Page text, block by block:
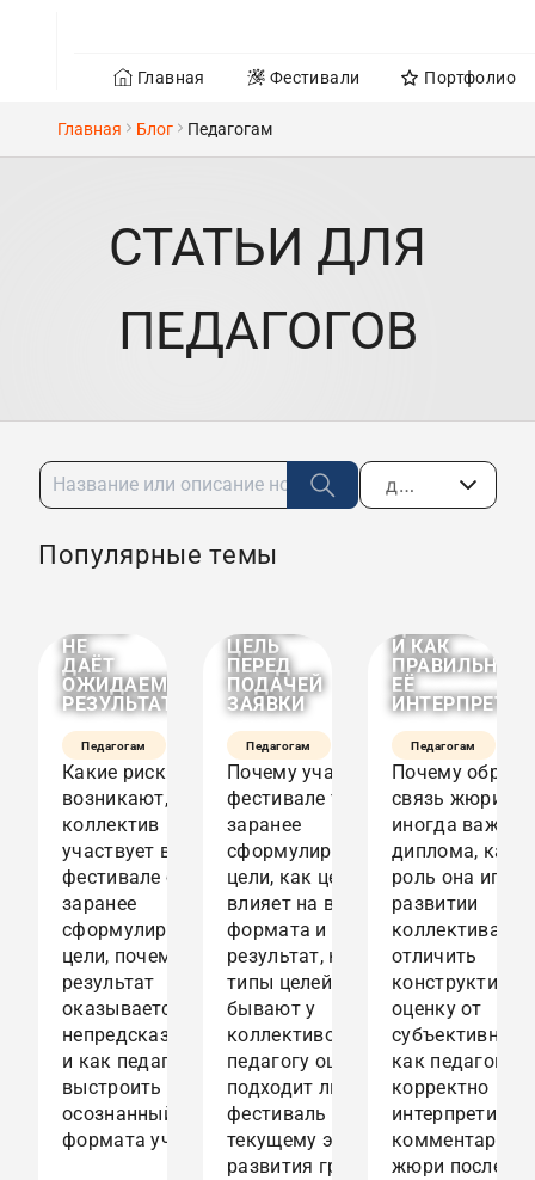
Главная Фестивали Портфолио
Главная Блог Педагогам
СТАТЬИ ДЛЯ
ПЕДАГОГОВ
дата по убыванию
Популярные темы
ПОЧЕМУ
УЧАСТИЕ
В
БЕЗ
ЗАРАНЕЕ
НЕ
ДАЁТ
ОЖИДАЕМОГО
РЕЗУЛЬТАТА
Педагогам
Какие риски
возникают, когда
коллектив
участвует в
фестивале без
заранее
сформулированной
цели, почему
результат
оказывается
непредсказуемым
и как педагогу
выстроить
осознанный выбор
формата участия.
ЗАЧЕМ
УЧАСТИЕ
В
ЦЕЛЬ
ПЕРЕД
ПОДАЧЕЙ
ЗАЯВКИ
Педагогам
Почему участие в
фестивале требует
заранее
сформулированной
цели, как цель
влияет на выбор
формата и
результат, какие
типы целей
бывают у
коллективов и как
педагогу оценить,
подходит ли
фестиваль
текущему этапу
развития группы.
ОБРАТНАЯ
И КАК
ПРАВИЛЬНО
ЕЁ
Педагогам
Почему
связь жюри
иногда важнее
диплома,
роль она
развитии
коллектива,
отличить
оценку от
субъективной
как педагогу
корректно
комментарии
жюри после